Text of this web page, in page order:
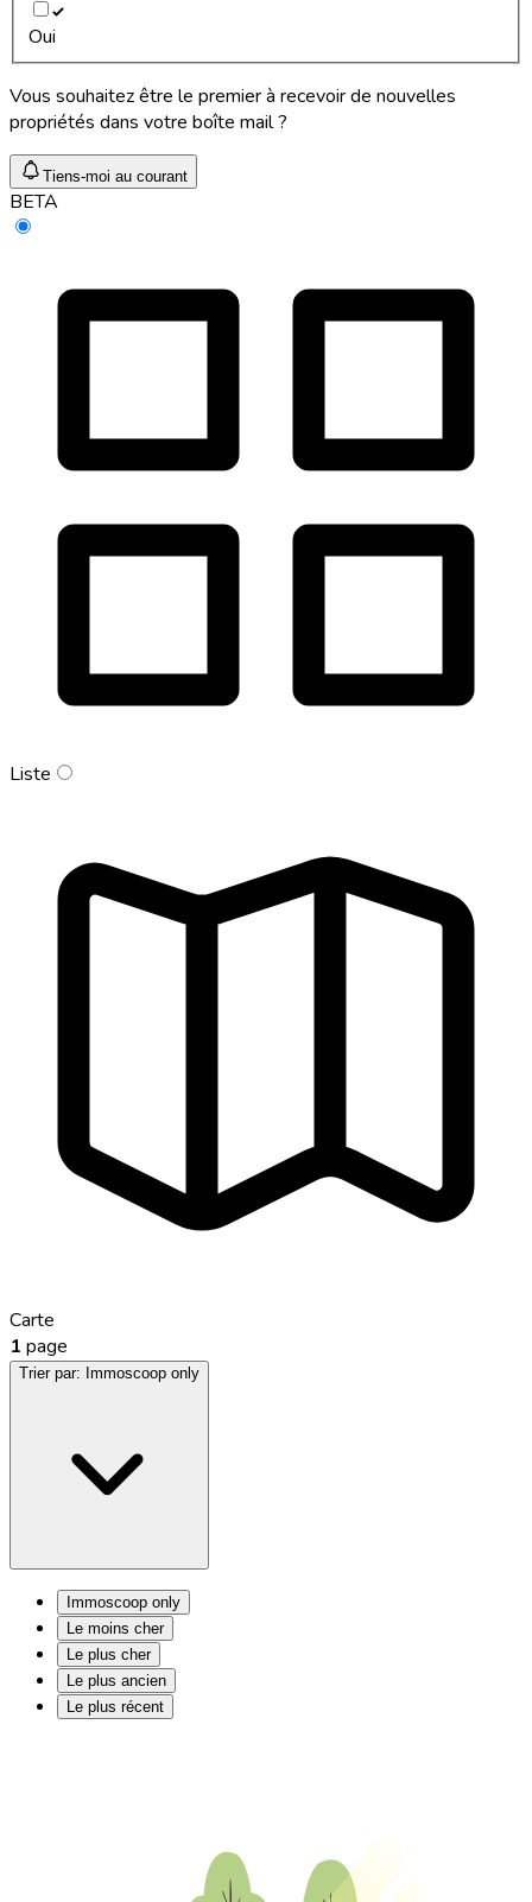
Oui
Vous souhaitez être le premier à recevoir de nouvelles
propriétés dans votre boîte mail ?
Tiens-moi au courant
BETA
Liste
Carte
1 page
Trier par: Immoscoop only
Immoscoop only
Le moins cher
Le plus cher
Le plus ancien
Le plus récent